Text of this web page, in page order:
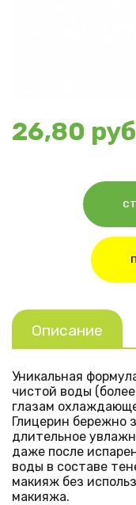
26,80
Описание
Уникальная
чистой воды
глазам
Глицерин бережно
длительное
даже после
воды в составе
макияж без
макияжа.